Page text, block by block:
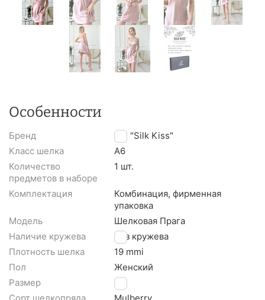
Особенности
Бренд
TM "Silk Kiss"
Класс шелка
A6
Количество
предметов в наборе
1 шт.
Комплектация
Комбинация, фирменная
упаковка
Модель
Шелковая Прага
Наличие кружева
Без кружева
Плотность шелка
19 mmi
Пол
Женский
Размер
S